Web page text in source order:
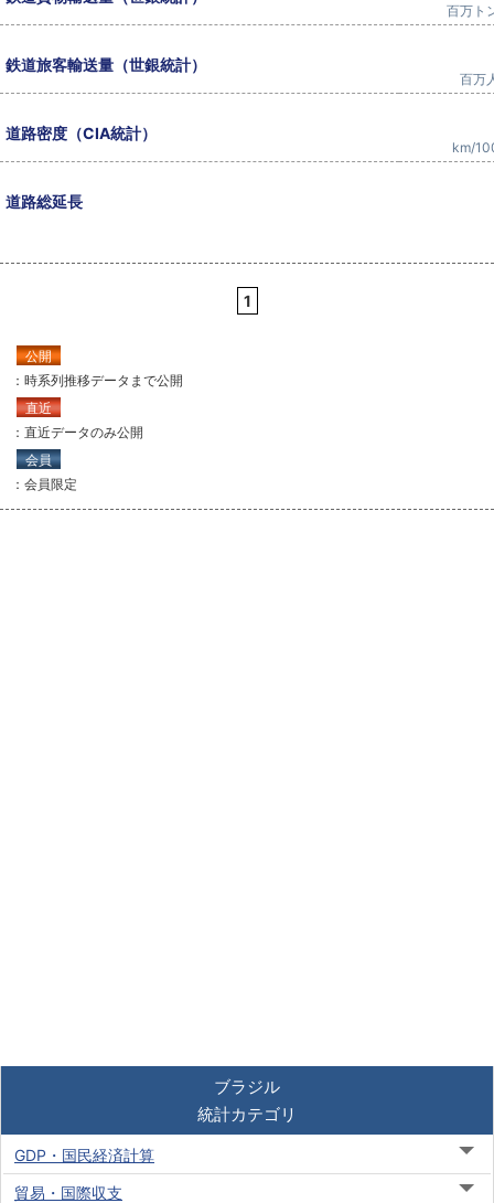
百万ト
鉄道旅客輸送量（世銀統計）
百万
道路密度（CIA統計）
km/
道路総延長
1
公開
：時系列推移データまで公開
直近
：直近データのみ公開
会員
：会員限定
ブラジル
統計カテゴリ
GDP・国民経済計算
貿易・国際収支